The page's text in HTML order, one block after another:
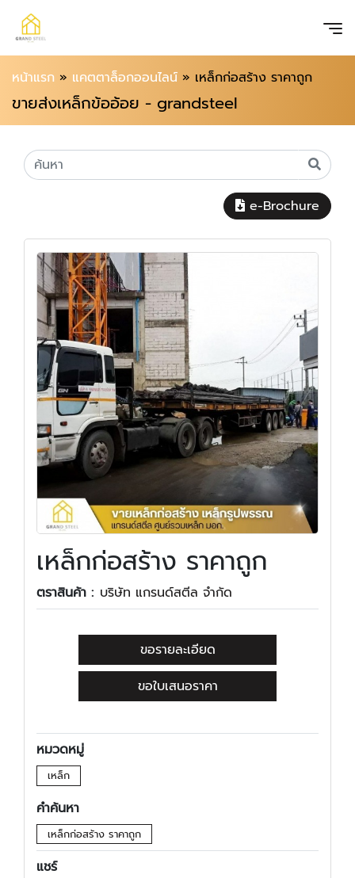
หน้าแรก » แคตตาล็อกออนไลน์ » เหล็กก่อสร้าง ราคาถูก
ขายส่งเหล็กข้ออ้อย - grandsteel
e-Brochure
เหล็กก่อสร้าง ราคาถูก
ตราสินค้า : บริษัท แกรนด์สตีล จำกัด
ขอรายละเอียด
ขอใบเสนอราคา
หมวดหมู่
เหล็ก
คำค้นหา
เหล็กก่อสร้าง ราคาถูก
แชร์